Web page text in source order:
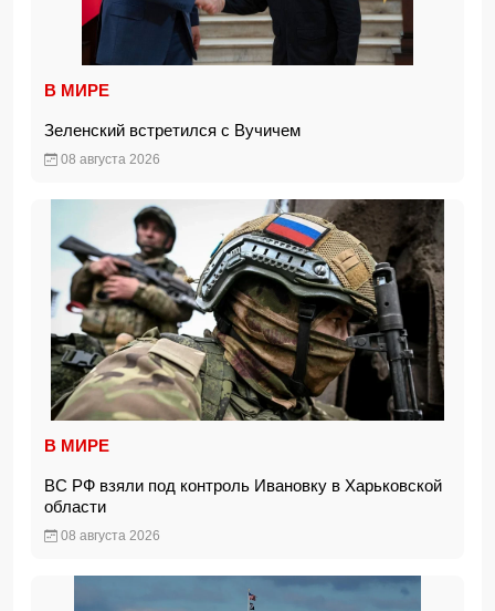
В МИРЕ
Зеленский встретился с Вучичем
08 августа 2026
В МИРЕ
ВС РФ взяли под контроль Ивановку в Харьковской
области
08 августа 2026